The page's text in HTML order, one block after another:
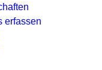
erfassen